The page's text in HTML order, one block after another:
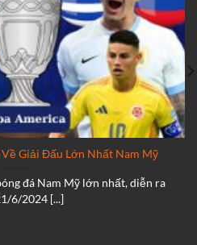
Giải Đấu Lớn Nhất Nam Mỹ
đá Nam Mỹ lớn nhất, diễn ra
6/2024 [...]